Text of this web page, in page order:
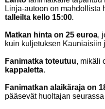
Linja-autoon on mahdollista
talleilta kello 15:00.
Matkan hinta on 25 euroa,
kuin kuljetuksen Kauniaisiin
Fanimatka toteutuu, mikäli
kappaletta.
Fanimatkan alaikäraja on
pääsevät huoltajan